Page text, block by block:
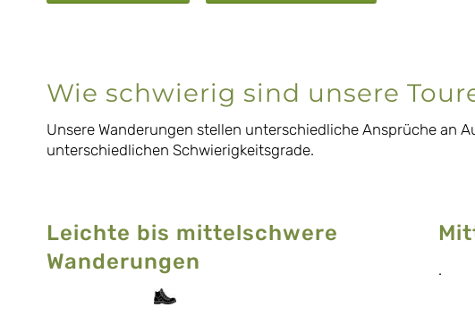
Wie schwierig sind unsere
Unsere Wanderungen stellen unterschiedliche Ansprüche an
unterschiedlichen Schwierigkeitsgrade.
Leichte bis mittelschwere
Wanderungen
.